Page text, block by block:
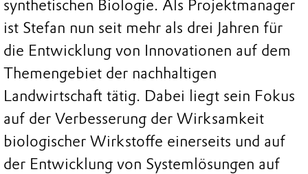
synthetischen Biologie. Als Projektmanager
ist Stefan nun seit mehr als drei Jahren für
die Entwicklung von Innovationen auf dem
Themengebiet der nachhaltigen
Landwirtschaft tätig. Dabei liegt sein Fokus
auf der Verbesserung der Wirksamkeit
biologischer Wirkstoffe einerseits und auf
der Entwicklung von Systemlösungen auf